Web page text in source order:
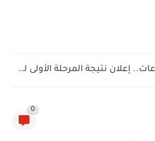
خلال ساعات.. إعلان نتيجة المرحلة الأولى لتنسيق الجامعات 2026 عبر...
0